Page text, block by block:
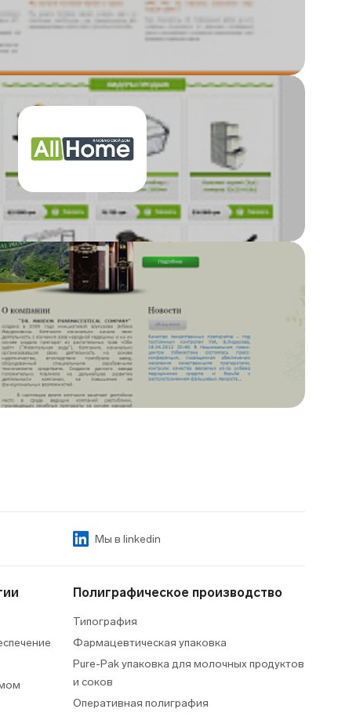
Мы в linkedin
Полиграфическое производство
Типография
Фармацевтическая упаковка
Pure-Pak упаковка для молочных продуктов
и соков
Оперативная полиграфия